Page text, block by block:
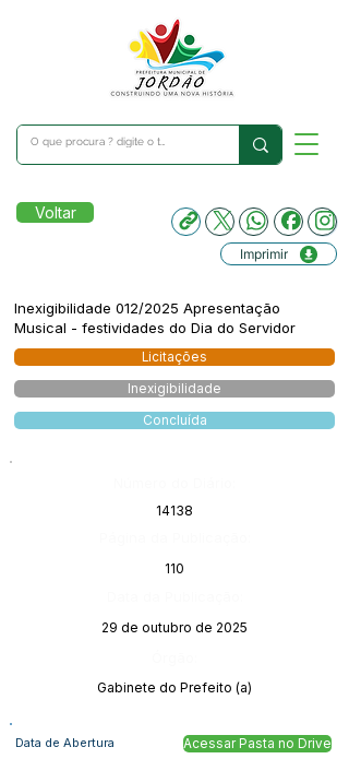
Voltar
Imprimir
Inexigibilidade 012/2025 Apresentação
Musical - festividades do Dia do Servidor
Licitações
Inexigibilidade
Concluída
14138
110
29 de outubro de 2025
Gabinete do Prefeito (a)
Data de Abertura Acessar Pasta no Drive